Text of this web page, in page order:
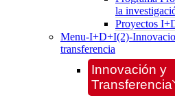
la
Proyectos
Menu-I+D+I(2)-
transferencia
Innovación y
Transferencia